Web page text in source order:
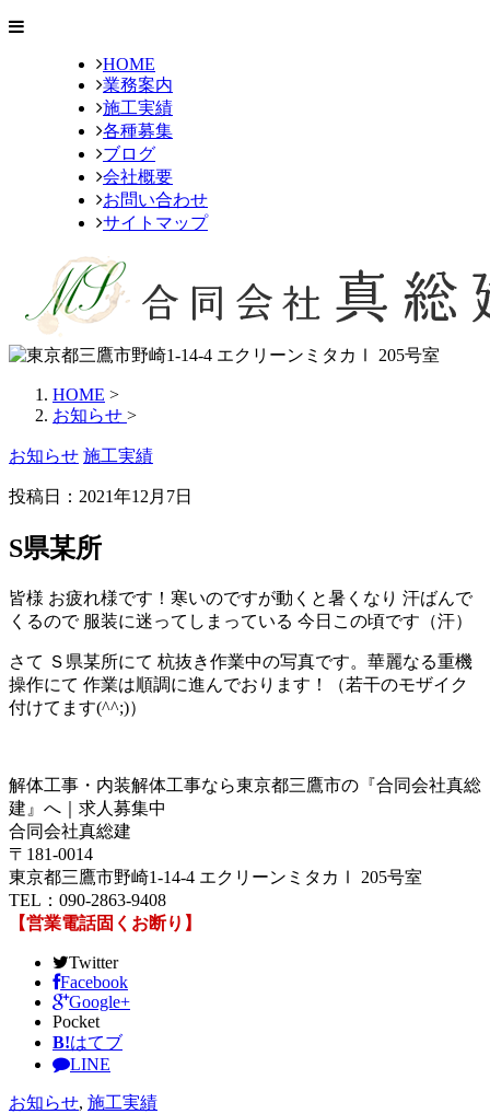
HOME
業務案内
施工実績
各種募集
ブログ
会社概要
お問い合わせ
サイトマップ
HOME >
お知らせ >
お知らせ 施工実績
投稿日：2021年12月7日
S県某所
皆様 お疲れ様です！寒いのですが動くと暑くなり 汗ばんで
くるので 服装に迷ってしまっている 今日この頃です（汗）
さて Ｓ県某所にて 杭抜き作業中の写真です。華麗なる重機
操作にて 作業は順調に進んでおります！（若干のモザイク
付けてます(^^;)）
解体工事・内装解体工事なら東京都三鷹市の『合同会社真総
建』へ｜求人募集中
合同会社真総建
〒181-0014
東京都三鷹市野崎1-14-4 エクリーンミタカⅠ 205号室
TEL：090-2863-9408
【営業電話固くお断り】
Twitter
Facebook
Google+
Pocket
B!はてブ
LINE
お知らせ, 施工実績